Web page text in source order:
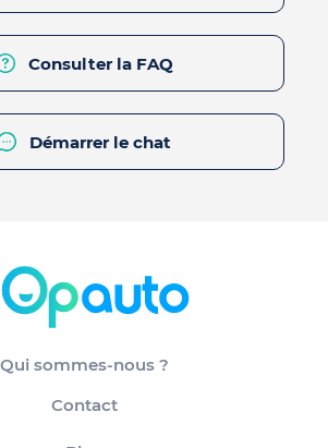
Consulter la FAQ
Démarrer le chat
Qui sommes-nous ?
Contact